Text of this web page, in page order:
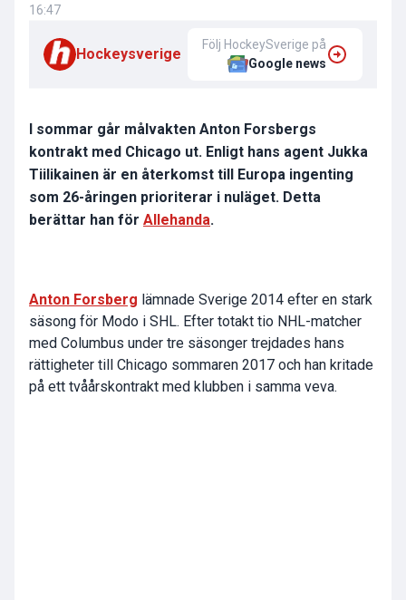
16:47
Hockeysverige
Följ HockeySverige på
Google news
I sommar går målvakten Anton Forsbergs
kontrakt med Chicago ut. Enligt hans agent Jukka
Tiilikainen är en återkomst till Europa ingenting
som 26-åringen prioriterar i nuläget. Detta
berättar han för Allehanda.
Anton Forsberg lämnade Sverige 2014 efter en stark
säsong för Modo i SHL. Efter totakt tio NHL-matcher
med Columbus under tre säsonger trejdades hans
rättigheter till Chicago sommaren 2017 och han kritade
på ett tvåårskontrakt med klubben i samma veva.